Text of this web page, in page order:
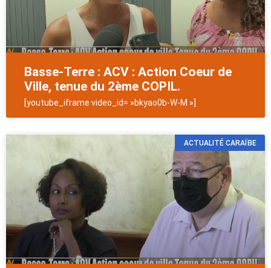
Basse-Terre : ACV : Action Coeur de
Ville, tenue du 2ème COPIL.
[youtube_iframe video_id= »bkyao0b-W-M »]
ACTUALITÉ CARAÏBE